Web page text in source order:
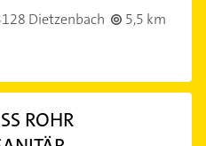
Dietzenbach
5,5 km
ROHR